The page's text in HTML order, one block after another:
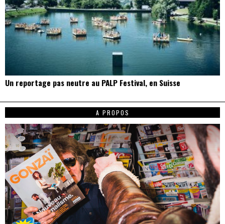
Un reportage pas neutre au PALP Festival, en Suisse
A PROPOS